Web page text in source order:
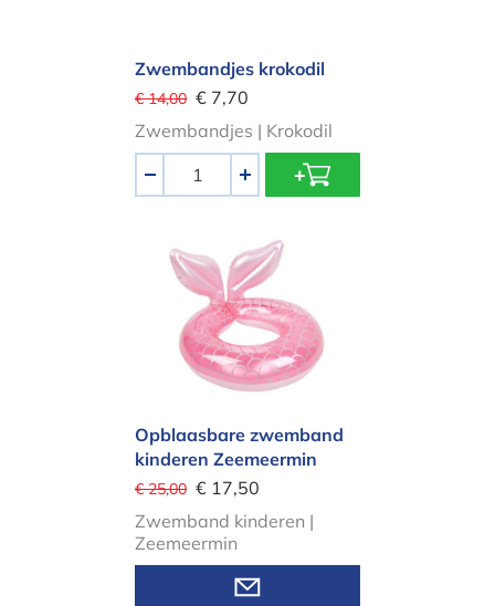
Zwembandjes krokodil
€ 14,00 € 7,70
Zwembandjes | Krokodil
+
Opblaasbare zwemband kinderen
Opblaasbare zwemband
kinderen Zeemeermin
€ 25,00 € 17,50
Zwemband kinderen |
Zeemeermin